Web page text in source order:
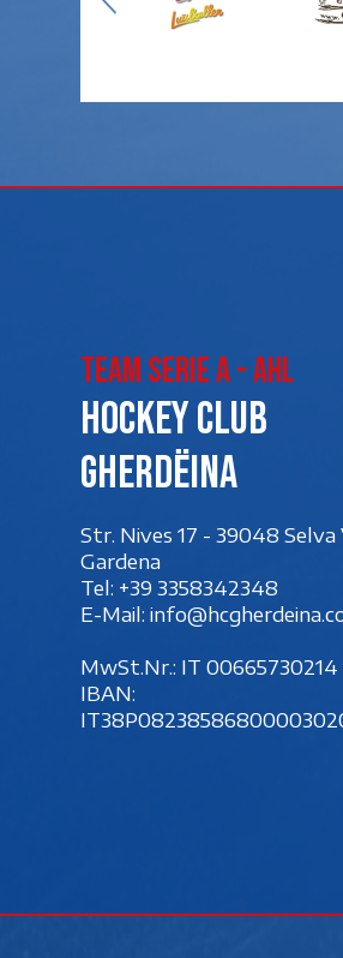
Team Serie A - AHL
Hockey club
Gherdëina
Str. Nives 17 - 39048 Selva
Gardena
Tel: +39 3358342348
E-Mail:
MwSt.Nr.: IT 00‍665730214
IBAN: